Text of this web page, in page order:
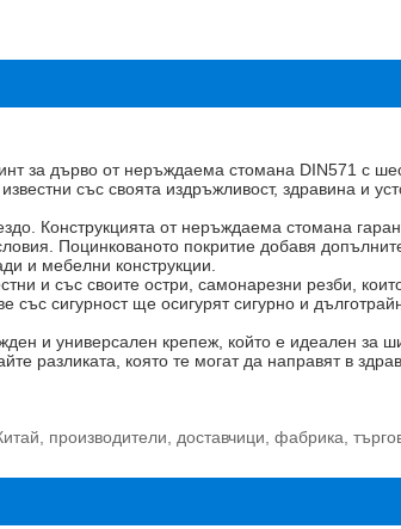
за дърво от неръждаема стомана DIN571 с
със своята издръжливост, здравина и
Конструкцията от неръждаема стомана
Поцинкованото покритие добавя
и мебелни конструкции.
и със своите остри, самонарезни резби,
сигурност ще осигурят сигурно и
и универсален крепеж, който е идеален за
разликата, която те могат да направят в
производители, доставчици, фабрика,